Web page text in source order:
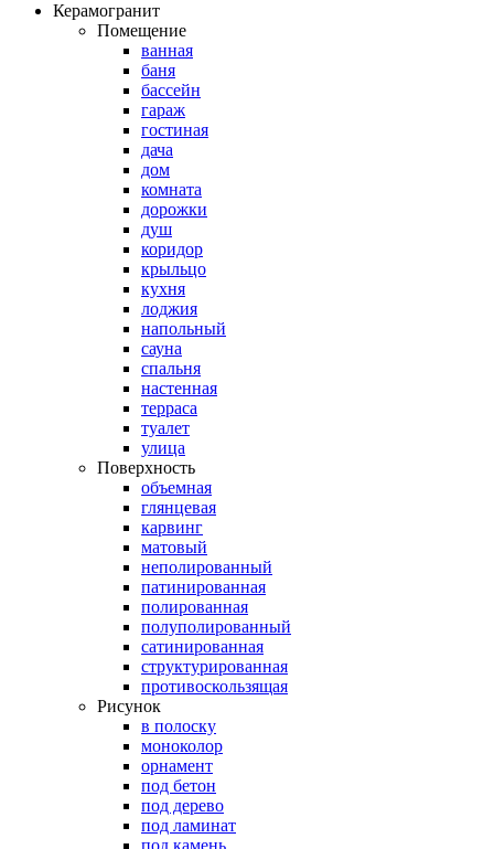
Керамогранит
Помещение
ванная
баня
бассейн
гараж
гостиная
дача
дом
комната
дорожки
душ
коридор
крыльцо
кухня
лоджия
напольный
сауна
спальня
настенная
терраса
туалет
улица
Поверхность
объемная
глянцевая
карвинг
матовый
неполированный
патинированная
полированная
полуполированный
сатинированная
структурированная
противоскользящая
Рисунок
в полоску
моноколор
орнамент
под бетон
под дерево
под ламинат
под камень